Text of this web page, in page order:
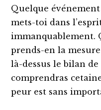
Quelque
mets-toi dans
immanquablement.
prends-en la
là-dessus le bilan
comprendras
peur est sans